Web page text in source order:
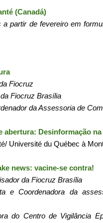
(Canadá)
partir de fevereiro em
Fiocruz
Fiocruz Brasília
da Assessoria de
abertura: Desinformação
Université du Québec à
news: vacine-se contra!
da Fiocruz Brasília
e Coordenadora da
do Centro de Vigilância